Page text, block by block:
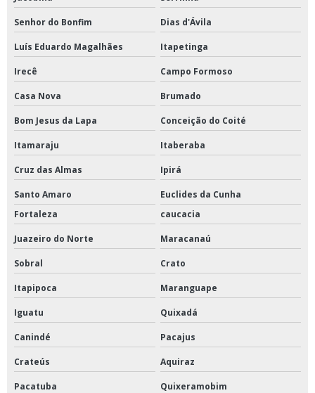
Senhor do Bonfim Dias d'Ávila
Luís Eduardo Magalhães Itapetinga
Irecê Campo Formoso
Casa Nova Brumado
Bom Jesus da Lapa Conceição do Coité
Itamaraju Itaberaba
Cruz das Almas Ipirá
Santo Amaro
Euclides da Cunha
Fortaleza
caucacia
Juazeiro do Norte Maracanaú
Sobral Crato
Itapipoca Maranguape
Iguatu Quixadá
Canindé Pacajus
Crateús Aquiraz
Pacatuba
Quixeramobim